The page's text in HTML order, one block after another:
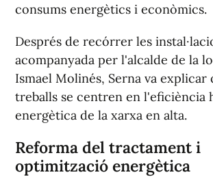
consums energètics i econòmics.
Després de recórrer les
acompanyada per l'alcalde de la
Ismael Molinés, Serna va explicar
treballs se centren en l'eficiència
energètica de la xarxa en alta.
Reforma del tractament i
optimització energètica